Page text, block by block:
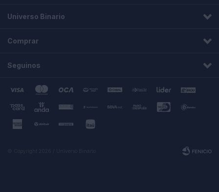
Universo Binario
Comprar
Seguinos